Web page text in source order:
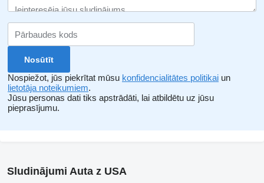
Nospiežot, jūs piekrītat mūsu konfidencialitātes politikai un
lietotāja noteikumiem.
Jūsu personas dati tiks apstrādāti, lai atbildētu uz jūsu
pieprasījumu.
Sludinājumi Auta z USA